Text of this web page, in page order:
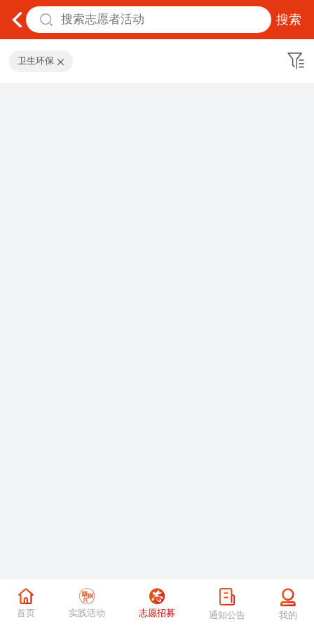
搜索
卫生环保
首页 实践活动 志愿招募 通知公告 我的